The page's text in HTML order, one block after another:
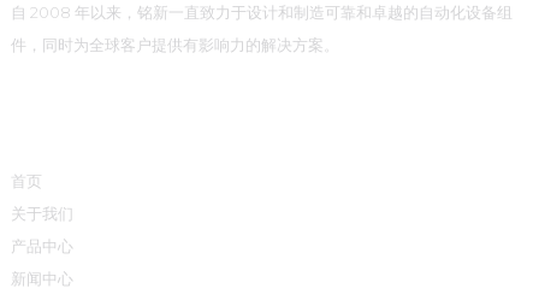
自 2008 年以来，铭新一直致力于设计和制造可靠和卓越的自动化设备组
件，同时为全球客户提供有影响力的解决方案。
首页
关于我们
产品中心
新闻中心